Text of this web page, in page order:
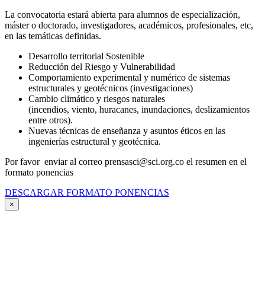
La convocatoria estará abierta para alumnos de especialización,
máster o doctorado, investigadores, académicos, profesionales, etc,
en las temáticas definidas.
Desarrollo territorial Sostenible
Reducción del Riesgo y Vulnerabilidad
Comportamiento experimental y numérico de sistemas
estructurales y geotécnicos (investigaciones)
Cambio climático y riesgos naturales
(incendios, viento, huracanes, inundaciones, deslizamientos
entre otros).
Nuevas técnicas de enseñanza y asuntos éticos en las
ingenierías estructural y geotécnica.
Por favor enviar al correo prensasci@sci.org.co el resumen en el
formato ponencias
DESCARGAR FORMATO PONENCIAS
×